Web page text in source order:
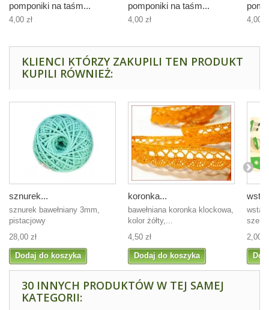
pomponiki na taśm...
4,00 zł
pomponiki na taśm...
4,00 zł 4,00
KLIENCI KTÓRZY ZAKUPILI TEN PRODUKT
KUPILI RÓWNIEŻ:
sznurek...
sznurek bawełniany 3mm,
pistacjowy
28,00 zł
Dodaj do koszyka
koronka...
bawełniana koronka klockowa,
kolor żółty,...
4,50 zł
Dodaj do koszyka
2,00
30 INNYCH PRODUKTÓW W TEJ SAMEJ
KATEGORII: